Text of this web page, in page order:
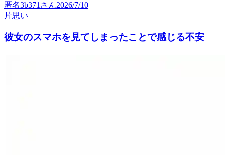
匿名3b371 さん2026/7/10
片思い
彼女のスマホを見てしまったことで感じる不安